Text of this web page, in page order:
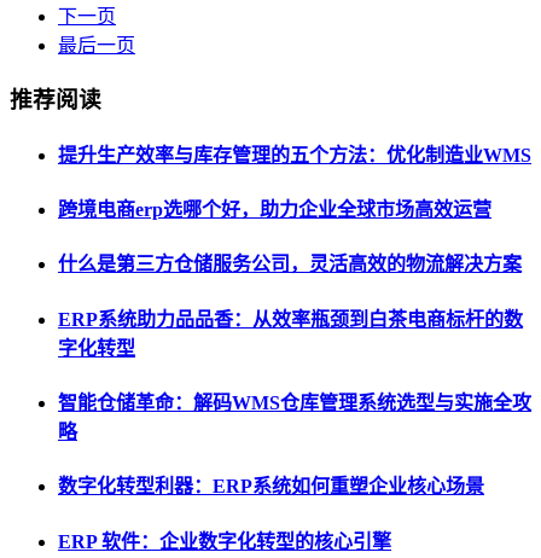
下一页
最后一页
推荐阅读
提升生产效率与库存管理的五个方法：优化制造业WMS
跨境电商erp选哪个好，助力企业全球市场高效运营
什么是第三方仓储服务公司，灵活高效的物流解决方案
ERP系统助力品品香：从效率瓶颈到白茶电商标杆的数
字化转型
智能仓储革命：解码WMS仓库管理系统选型与实施全攻
略
数字化转型利器：ERP系统如何重塑企业核心场景
ERP 软件：企业数字化转型的核心引擎